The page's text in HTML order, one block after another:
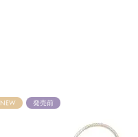
NEW 発売前